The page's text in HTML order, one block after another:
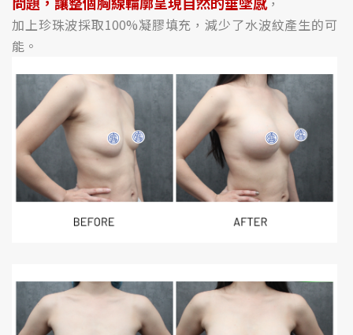
加上珍珠波採取100%凝膠填充，減少了水波紋產生的可
能。